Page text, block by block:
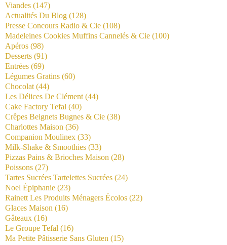
Viandes (147)
Actualités Du Blog (128)
Presse Concours Radio & Cie (108)
Madeleines Cookies Muffins Cannelés & Cie (100)
Apéros (98)
Desserts (91)
Entrées (69)
Légumes Gratins (60)
Chocolat (44)
Les Délices De Clément (44)
Cake Factory Tefal (40)
Crêpes Beignets Bugnes & Cie (38)
Charlottes Maison (36)
Companion Moulinex (33)
Milk-Shake & Smoothies (33)
Pizzas Pains & Brioches Maison (28)
Poissons (27)
Tartes Sucrées Tartelettes Sucrées (24)
Noel Épiphanie (23)
Rainett Les Produits Ménagers Écolos (22)
Glaces Maison (16)
Gâteaux (16)
Le Groupe Tefal (16)
Ma Petite Pâtisserie Sans Gluten (15)